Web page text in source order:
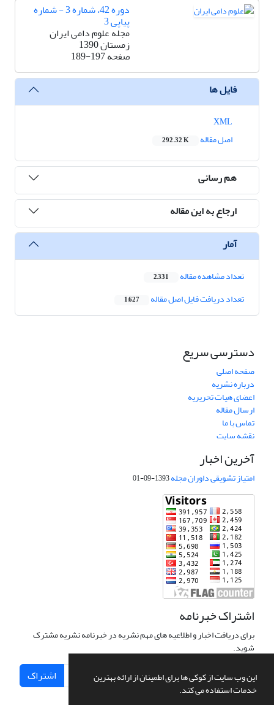
این وب سایت از کوکی ها برای اطمینان از ارائه بهترین
خدمات استفاده می کند.
دوره 42، شماره 3 - شماره
پیاپی 3
مجله علوم دامی ایران
زمستان 1390
صفحه189-197
فایل ها
اصل مقاله
292.32 K
هم رسانی
ارجاع به این مقاله
آمار
تعداد مشاهده مقاله 2,331
تعداد دریافت فایل اصل مقاله 1,627
دسترسی سریع
صفحه اصلی
درباره نشریه
اعضای هیات تحریریه
ارسال مقاله
تماس با ما
نقشه سایت
آخرین اخبار
امتیاز تشویقی داوران مجله1393-09-01
اشتراک خبرنامه
برای دریافت اخبار و اطلاعیه های مهم نشریه در خبرنامه نشریه مشترک
شوید.
اشتراک